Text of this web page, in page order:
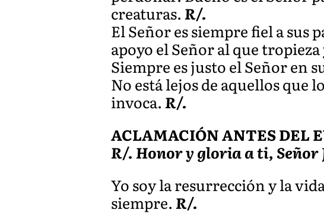
creaturas.R/.
El Señor es siempre fiel a sus
apoyo el Señor al que
Siempre es justo el Señor en
No está lejos de aquellos que
invoca.R/.
ACLAMACIÓN ANTES DEL
R/. Honor y gloria a ti, Señor
Yo soy la resurrección y la
siempre.R/.